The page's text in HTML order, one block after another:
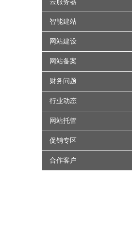
云服务器
智能建站
网站建设
网站备案
财务问题
行业动态
网站托管
促销专区
合作客户